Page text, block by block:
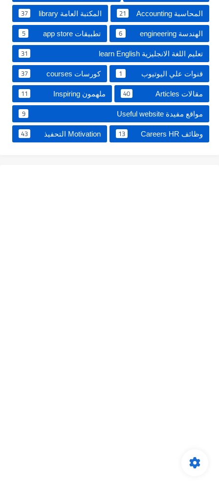
المحاسبة Accounting 21 المكتبة العامة library 37
الهندسة engineering 6 تطبيقات app store 5
تعليم اللغة الانجليزية learn English 31
قنوات علي اليوتيوب 1 كورسات courses 37
مقالات Articles 40 ‏ملهمون Inspiring‏ 11
مواقع مفيدة Useful website 9
وظائف Careers HR 13 Motivation التحفيذ 43